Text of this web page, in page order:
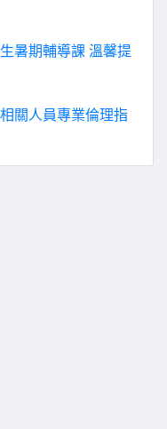
暑期輔導課 溫馨提
關人員專業倫理指